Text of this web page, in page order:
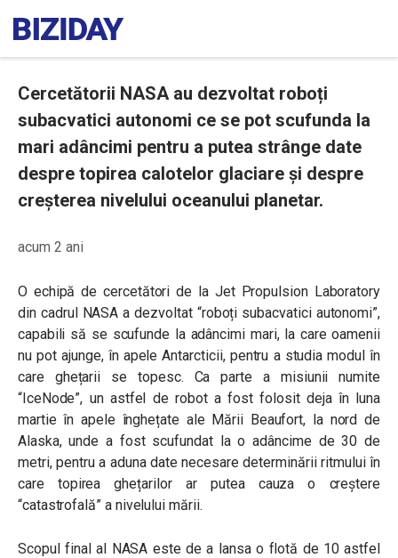
Cercetătorii NASA au dezvoltat roboți
subacvatici autonomi ce se pot scufunda la
mari adâncimi pentru a putea strânge date
despre topirea calotelor glaciare și despre
creșterea nivelului oceanului planetar.
acum 2 ani
O echipă de cercetători de la Jet Propulsion Laboratory
din cadrul NASA a dezvoltat “roboți subacvatici autonomi”,
capabili să se scufunde la adâncimi mari, la care oamenii
nu pot ajunge, în apele Antarcticii, pentru a studia modul în
care ghețarii se topesc. Ca parte a misiunii numite
“IceNode”, un astfel de robot a fost folosit deja în luna
martie în apele înghețate ale Mării Beaufort, la nord de
Alaska, unde a fost scufundat la o adâncime de 30 de
metri, pentru a aduna date necesare determinării ritmului în
care topirea ghețarilor ar putea cauza o creștere
“catastrofală” a nivelului mării.
Scopul final al NASA este de a lansa o flotă de 10 astfel